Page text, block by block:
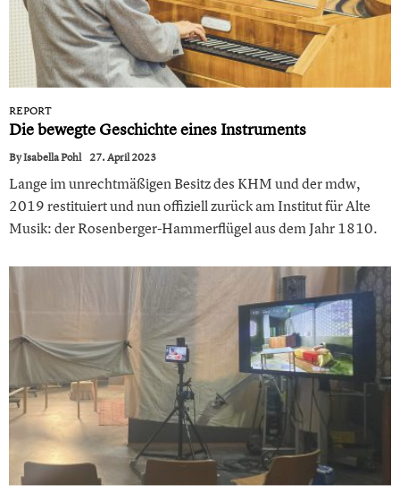
REPORT
Die bewegte Geschichte eines Instruments
ByIsabella Pohl 27. April 2023
Lange im unrechtmäßigen Besitz des KHM und der mdw,
2019 restituiert und nun offiziell zurück am Institut für Alte
Musik: der Rosenberger-Hammerflügel aus dem Jahr 1810.